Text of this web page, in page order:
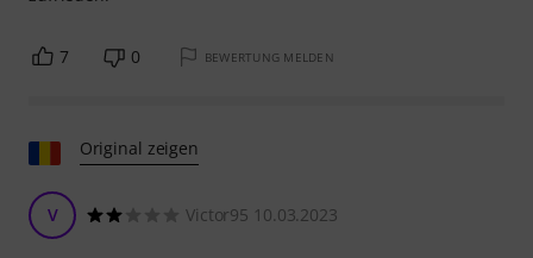
7 0 BEWERTUNG MELDEN
Original zeigen
V Victor95 10.03.2023